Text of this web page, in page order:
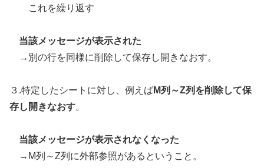
これを繰り返す
当該メッセージが表示された
→別の行を同様に削除して保存し開きなおす。
３.特定したシートに対し、例えばM列～Z列を削除して保
存し開きなおす。
当該メッセージが表示されなくなった
→M列～Z列に外部参照があるということ。